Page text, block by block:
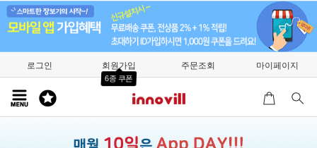
로그인 회원가입
6종 쿠폰
주문조회 마이페이지